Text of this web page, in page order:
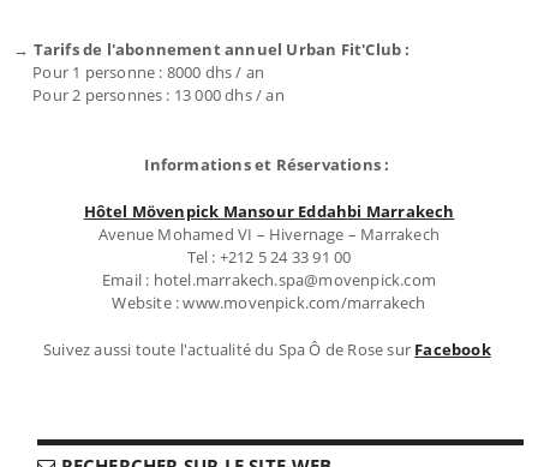
→ Tarifs de l'abonnement annuel Urban Fit'Club :
Pour 1 personne : 8000 dhs / an
Pour 2 personnes : 13 000 dhs / an
Informations et Réservations :
Hôtel Mövenpick Mansour Eddahbi Marrakech
Avenue Mohamed VI – Hivernage – Marrakech
Tel : +212 5 24 33 91 00
Email : hotel.marrakech.spa@movenpick.com
Website : www.movenpick.com/marrakech
Suivez aussi toute l'actualité du Spa Ô de Rose sur Facebook